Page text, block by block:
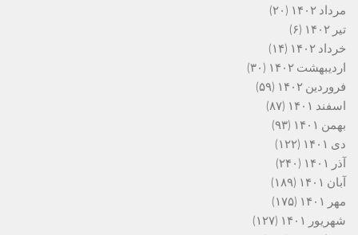
مرداد ۱۴۰۲
(۲۰)
تیر ۱۴۰۲
(۶)
خرداد ۱۴۰۲
(۱۴)
اردیبهشت ۱۴۰۲
(۳۰)
فروردین ۱۴۰۲
(۵۹)
اسفند ۱۴۰۱
(۸۷)
بهمن ۱۴۰۱
(۹۳)
دی ۱۴۰۱
(۱۲۲)
آذر ۱۴۰۱
(۲۴۰)
آبان ۱۴۰۱
(۱۸۹)
مهر ۱۴۰۱
(۱۷۵)
شهریور ۱۴۰۱
(۱۲۷)